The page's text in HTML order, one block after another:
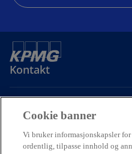
Kontakt
Om oss
Karriere
Cookie banner
Vi bruker informasjonskapsler
ordentlig, tilpasse innhold og